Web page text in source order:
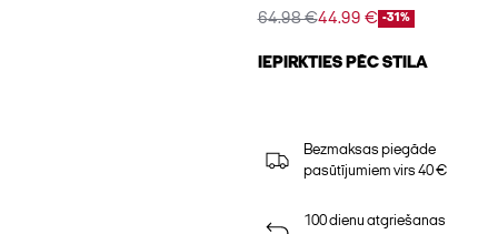
64.98 €44.99 € -31%
IEPIRKTIES PĒC STILA
Bezmaksas piegāde
pasūtījumiem virs 40 €
100 dienu atgriešanas